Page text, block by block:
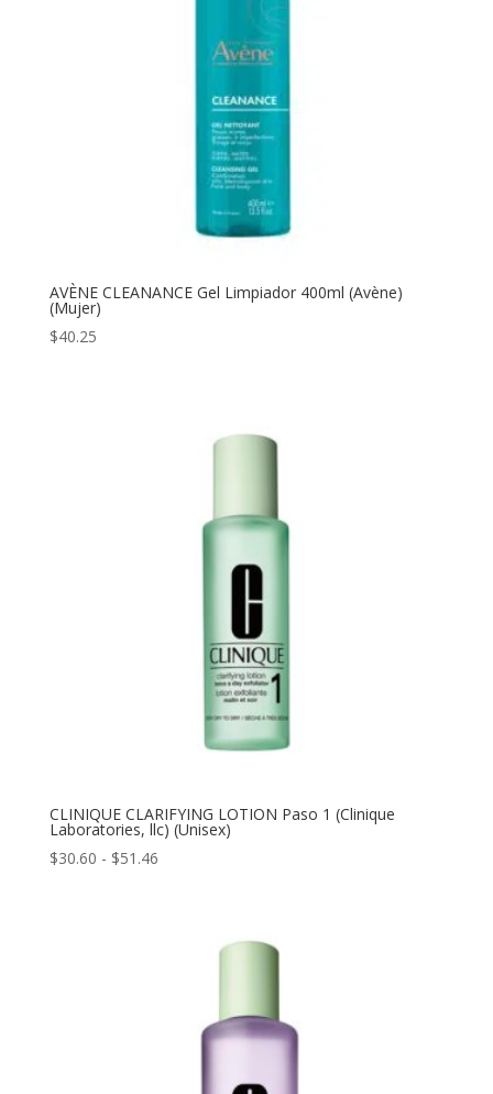
AVÈNE CLEANANCE Gel Limpiador 400ml (Avène)
(Mujer)
$40.25
CLINIQUE CLARIFYING LOTION Paso 1 (Clinique
Laboratories, llc) (Unisex)
$30.60 - $51.46Rango